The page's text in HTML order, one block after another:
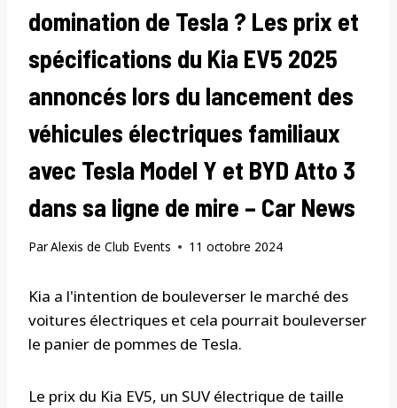
domination de Tesla ? Les prix et
spécifications du Kia EV5 2025
annoncés lors du lancement des
véhicules électriques familiaux
avec Tesla Model Y et BYD Atto 3
dans sa ligne de mire – Car News
ParAlexis de Club Events 11 octobre 2024
Kia a l'intention de bouleverser le marché des
voitures électriques et cela pourrait bouleverser
le panier de pommes de Tesla.
Le prix du Kia EV5, un SUV électrique de taille